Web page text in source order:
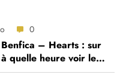
0
– Hearts : sur
quelle heure voir le